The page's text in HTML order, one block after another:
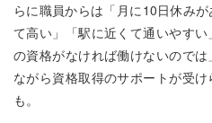
らに職員からは「月に10日休み
て高い」「駅に近くて通いやす
の資格がなければ働けないので
ながら資格取得のサポートが受
も。